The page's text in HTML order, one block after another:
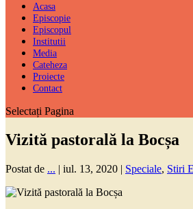
Acasa
Episcopie
Episcopul
Institutii
Media
Cateheza
Proiecte
Contact
Selectați Pagina
Vizită pastorală la Bocșa
Postat de ... | iul. 13, 2020 | Speciale, Stiri